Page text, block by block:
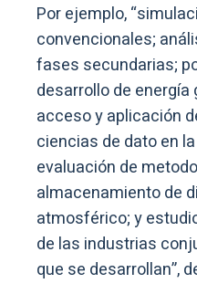
Por ejemplo,
convencionales;
fases secundarias;
desarrollo de
acceso y aplicación
ciencias de dato en
evaluación de
almacenamiento de
atmosférico; y
de las industrias
que se desarrollan”,